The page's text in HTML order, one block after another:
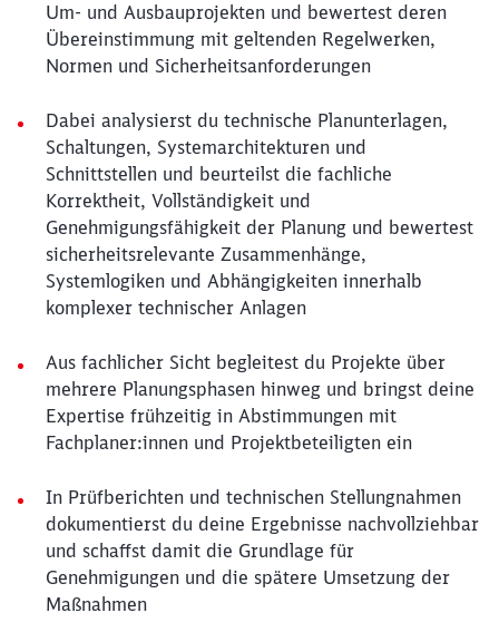
Um- und Ausbauprojekten und bewertest deren
Übereinstimmung mit geltenden Regelwerken,
Normen und Sicherheitsanforderungen
Dabei analysierst du technische Planunterlagen,
Schaltungen, Systemarchitekturen und
Schnittstellen und beurteilst die fachliche
Korrektheit, Vollständigkeit und
Genehmigungsfähigkeit der Planung und bewertest
sicherheitsrelevante Zusammenhänge,
Systemlogiken und Abhängigkeiten innerhalb
komplexer technischer Anlagen
Aus fachlicher Sicht begleitest du Projekte über
mehrere Planungsphasen hinweg und bringst deine
Expertise frühzeitig in Abstimmungen mit
Fachplaner:innen und Projektbeteiligten ein
In Prüfberichten und technischen Stellungnahmen
dokumentierst du deine Ergebnisse nachvollziehbar
und schaffst damit die Grundlage für
Genehmigungen und die spätere Umsetzung der
Maßnahmen